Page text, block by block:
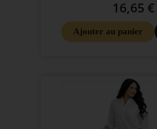
16,65 €
Ajouter au panier